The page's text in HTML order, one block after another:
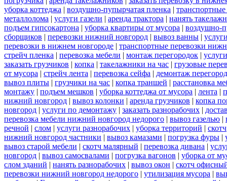
уборка коттеджа | воздушно-пупырчатая пленка | транспортные
металлолома | услуги газели | аренда трактора | нанять
подъем гипсокартона | уборка квартиры от мусора | воздушно-
сборщиков | перевозки нижний новгород | вывоз ванны |
перевозки в нижнем новгороде | транспортные перевозки
стрейч пленка | перевозка мебели | монтаж перегородок |
заказать грузчиков | копка | такелажники на час | грузовые
от мусора | стрейч лента | перевозка сейфа | демонтаж
вывоз плиты | грузчики на час | копка траншей | расстановка
монтажу | подъем мешков | уборка коттеджа от мусора | лента |
нижний новгород | вывоз колонки | аренда грузчиков | копка
новгород | услуги по демонтажу | заказать разнорабочих |
перевозка мебели нижний новгород недорого | вывоз газелью |
речной | слом | услуги разнорабочих | уборка территорий | скотч
нижний новгород частники | вывоз камазами | погрузка фуры |
вывоз старой мебели | скотч малярный | перевозка дивана |
новгород | вывоз самосвалами | погрузка вагонов | уборка от
слом зданий | нанять разнорабочих | вывоз окон | скотч
перевозки нижний новгород недорого | утилизация мусора |